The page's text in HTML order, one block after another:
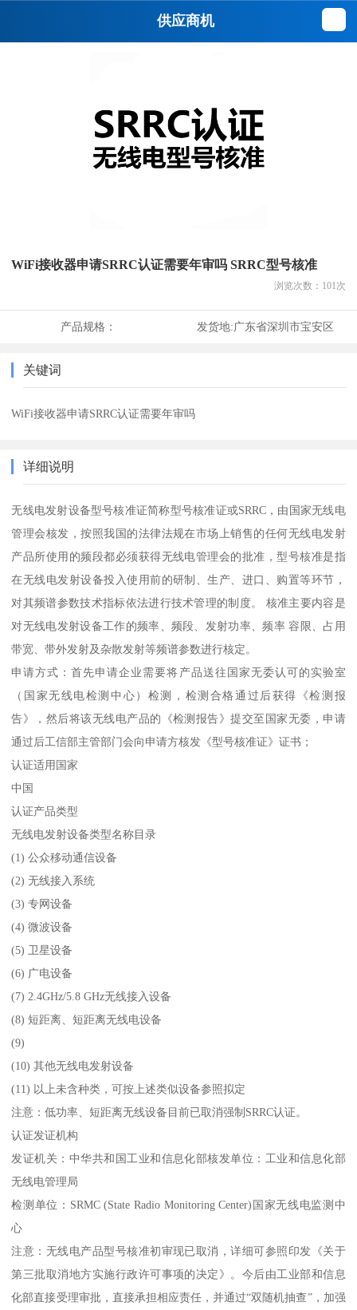
供应商机
WiFi接收器申请SRRC认证需要年审吗 SRRC型号核准
浏览次数： 101 次
产品规格： 发货地:广东省深圳市宝安区
关键词
WiFi接收器申请SRRC认证需要年审吗
详细说明
无线电发射设备型号核准证简称型号核准证或SRRC，由国家无线电
管理会核发，按照我国的法律法规在市场上销售的任何无线电发射
产品所使用的频段都必须获得无线电管理会的批准，型号核准是指
在无线电发射设备投入使用前的研制、生产、进口、购置等环节，
对其频谱参数技术指标依法进行技术管理的制度。 核准主要内容是
对无线电发射设备工作的频率、频段、发射功率、频率 容限、占用
带宽、带外发射及杂散发射等频谱参数进行核定。
申请方式：首先申请企业需要将产品送往国家无委认可的实验室
（国家无线电检测中心）检测，检测合格通过后获得《检测报
告》，然后将该无线电产品的《检测报告》提交至国家无委，申请
通过后工信部主管部门会向申请方核发《型号核准证》证书；
认证适用国家
中国
认证产品类型
无线电发射设备类型名称目录
(1) 公众移动通信设备
(2) 无线接入系统
(3) 专网设备
(4) 微波设备
(5) 卫星设备
(6) 广电设备
(7) 2.4GHz/5.8 GHz无线接入设备
(8) 短距离、短距离无线电设备
(9)
(10) 其他无线电发射设备
(11) 以上未含种类，可按上述类似设备参照拟定
注意：低功率、短距离无线设备目前已取消强制SRRC认证。
认证发证机构
发证机关：中华共和国工业和信息化部核发单位：工业和信息化部
无线电管理局
检测单位：SRMC (State Radio Monitoring Center)国家无线电监测中
心
注意：无线电产品型号核准初审现已取消，详细可参照印发《关于
第三批取消地方实施行政许可事项的决定》。今后由工业部和信息
化部直接受理审批，直接承担相应责任，并通过“双随机抽查”，加强